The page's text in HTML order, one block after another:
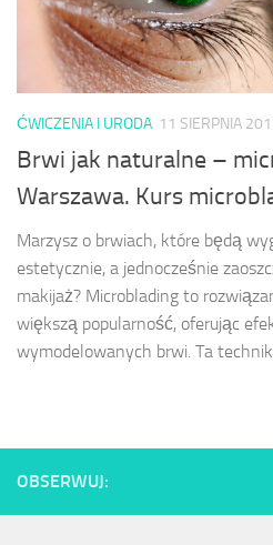
ĆWICZENIA I URODA 11 SIERPNIA
Brwi jak naturalne –
Warszawa. Kurs
Marzysz o brwiach, które będą
estetycznie, a jednocześnie
makijaż? Microblading to
większą popularność, oferując
wymodelowanych brwi. Ta
OBSERWUJ: